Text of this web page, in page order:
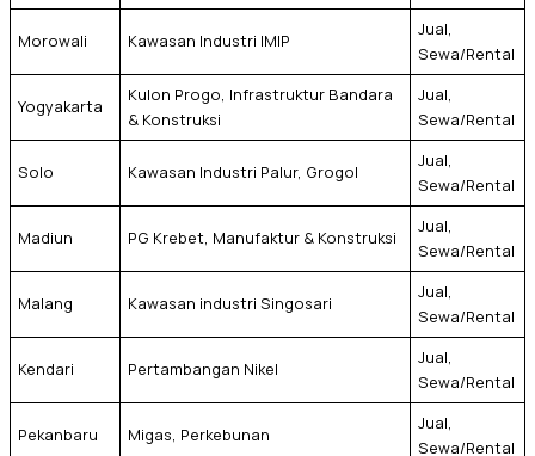
Morowali Kawasan Industri IMIP
Jual,
Sewa/Rental
Yogyakarta
Kulon Progo, Infrastruktur Bandara
& Konstruksi
Jual,
Sewa/Rental
Solo Kawasan Industri Palur, Grogol
Jual,
Sewa/Rental
Madiun PG Krebet, Manufaktur & Konstruksi
Jual,
Sewa/Rental
Malang Kawasan industri Singosari
Jual,
Sewa/Rental
Kendari Pertambangan Nikel
Jual,
Sewa/Rental
Pekanbaru Migas, Perkebunan
Jual,
Sewa/Rental